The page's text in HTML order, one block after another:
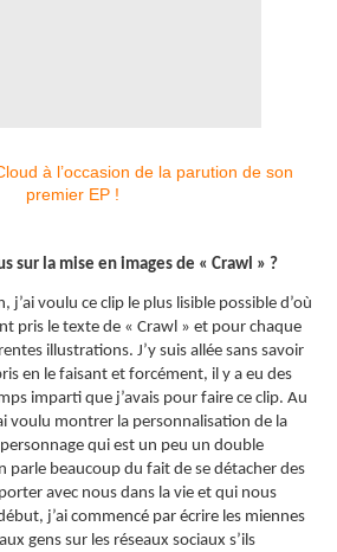
sur la mise en images de « Crawl » ?
j’ai voulu ce clip le plus lisible possible d’où
pris le texte de « Crawl » et pour chaque
illustrations. J’y suis allée sans savoir
en le faisant et forcément, il y a eu des
imparti que j’avais pour faire ce clip. Au
voulu montrer la personnalisation de la
qui est un peu un double
parle beaucoup du fait de se détacher des
avec nous dans la vie et qui nous
j’ai commencé par écrire les miennes
gens sur les réseaux sociaux s’ils